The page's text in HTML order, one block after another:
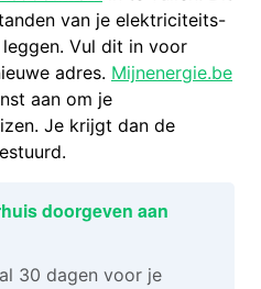
van je elektriciteits-
Vul dit in voor
adres. Mijnenergie.be
aan om je
Je krijgt dan de
doorgeven aan
30 dagen voor je